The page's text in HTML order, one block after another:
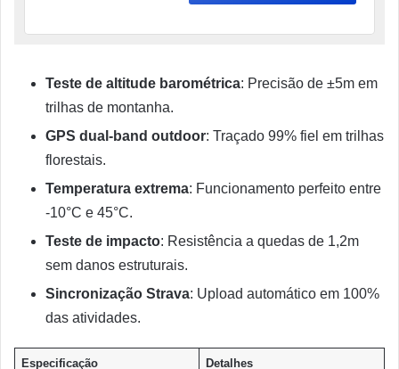
Teste de altitude barométrica: Precisão de ±5m em
trilhas de montanha.
GPS dual-band outdoor: Traçado 99% fiel em trilhas
florestais.
Temperatura extrema: Funcionamento perfeito entre
-10°C e 45°C.
Teste de impacto: Resistência a quedas de 1,2m
sem danos estruturais.
Sincronização Strava: Upload automático em 100%
das atividades.
Especificação Detalhes